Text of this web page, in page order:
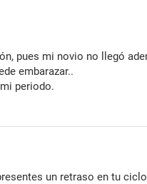
pues mi novio no llegó
embarazar..
periodo.
un retraso en tu